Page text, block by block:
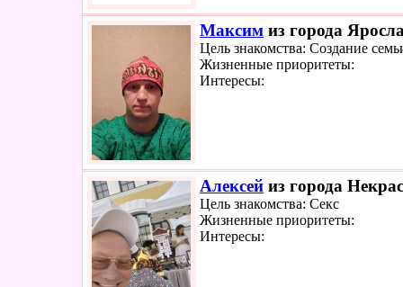
Максим из города
Цель знакомства: Создание
Жизненные приоритеты:
Интересы:
Алексей из города
Цель знакомства: Секс
Жизненные приоритеты:
Интересы: